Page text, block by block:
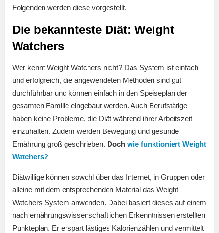
Folgenden werden diese vorgestellt.
Die bekannteste Diät: Weight
Watchers
Wer kennt Weight Watchers nicht? Das System ist einfach
und erfolgreich, die angewendeten Methoden sind gut
durchführbar und können einfach in den Speiseplan der
gesamten Familie eingebaut werden. Auch Berufstätige
haben keine Probleme, die Diät während ihrer Arbeitszeit
einzuhalten. Zudem werden Bewegung und gesunde
Ernährung groß geschrieben. Doch wie funktioniert Weight
Watchers?
Diätwillige können sowohl über das Internet, in Gruppen oder
alleine mit dem entsprechenden Material das Weight
Watchers System anwenden. Dabei basiert dieses auf einem
nach ernährungswissenschaftlichen Erkenntnissen erstellten
Punkteplan. Er erspart lästiges Kalorienzählen und vermittelt